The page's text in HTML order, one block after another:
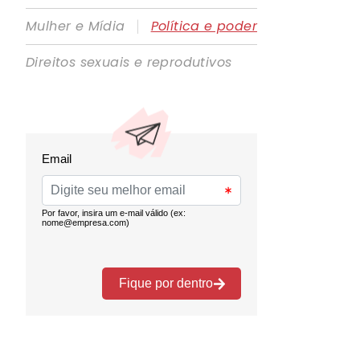
Mulher e Mídia
|
Política e poder
Direitos sexuais e reprodutivos